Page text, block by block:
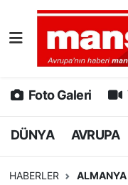
Foto Galeri
DÜNYA AVRUPA
HABERLER ALMANYA
DÜNYA
AVRUPA
ALMANYA
Nöbetçi
Hava Durumu
Namaz Vakitleri